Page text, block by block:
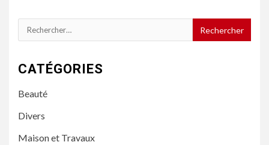
articles
Rechercher :
CATÉGORIES
Beauté
Divers
Maison et Travaux